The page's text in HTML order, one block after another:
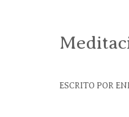
ESCRITO POR